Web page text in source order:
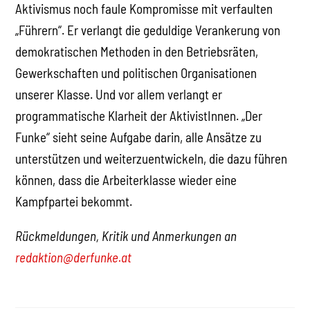
Aktivismus noch faule Kompromisse mit verfaulten
„Führern“. Er verlangt die geduldige Verankerung von
demokratischen Methoden in den Betriebsräten,
Gewerkschaften und politischen Organisationen
unserer Klasse. Und vor allem verlangt er
programmatische Klarheit der AktivistInnen. „Der
Funke“ sieht seine Aufgabe darin, alle Ansätze zu
unterstützen und weiterzuentwickeln, die dazu führen
können, dass die Arbeiterklasse wieder eine
Kampfpartei bekommt.
Rückmeldungen, Kritik und Anmerkungen an
redaktion@derfunke.at